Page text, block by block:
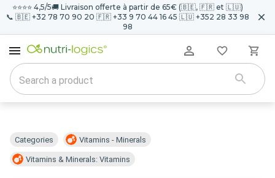
⭐️⭐️⭐️⭐️ 4,5/5🚚 Livraison offerte à partir de 65€ (🇧🇪, 🇫🇷 et 🇱🇺)
📞 🇧🇪 +32 78 70 90 20 🇫🇷 +33 9 70 44 16 45 🇱🇺 +352 28 33 98
98
Categories Vitamins - Minerals
Vitamins & Minerals: Vitamins